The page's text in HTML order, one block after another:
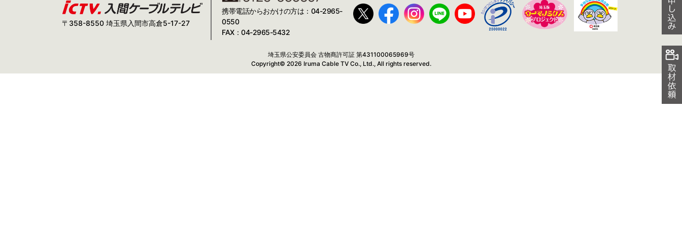
〒358-8550 埼玉県入間市高倉5-17-27
携帯電話からおかけの方は：04-2965-
0550
FAX：04-2965-5432
埼玉県公安委員会 古物商許可証 第431100065969号
Copyright© 2026 Iruma Cable TV Co., Ltd., All rights reserved.